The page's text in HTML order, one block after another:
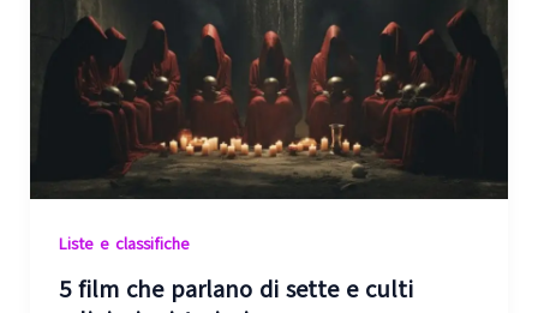
Liste e classifiche
5 film che parlano di sette e culti